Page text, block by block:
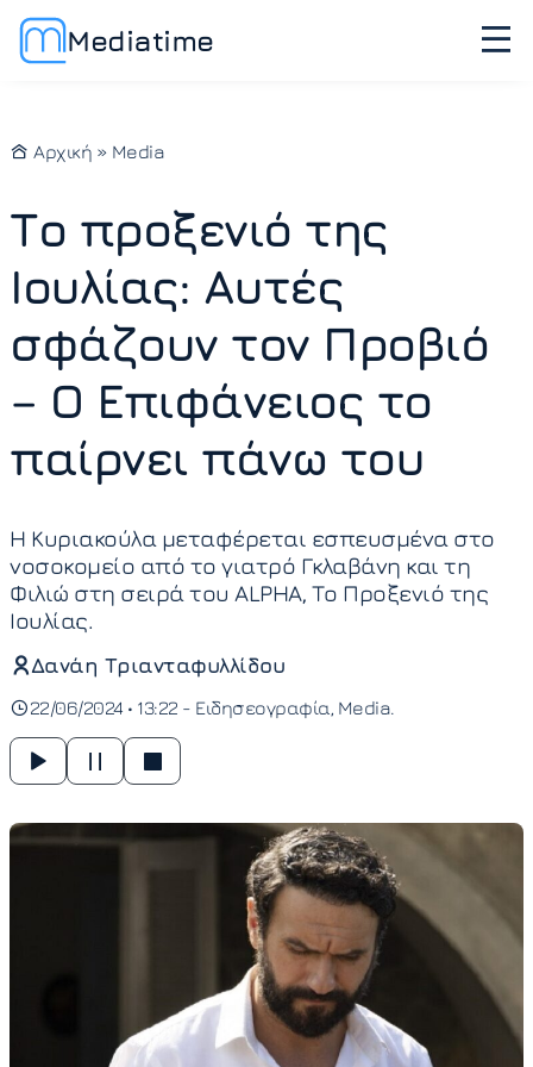
Mediatime
Αρχική » Media
Το προξενιό της
Ιουλίας: Αυτές
σφάζουν τον Προβιό
– Ο Επιφάνειος το
παίρνει πάνω του
H Κυριακούλα μεταφέρεται εσπευσμένα στο
νοσοκομείο από το γιατρό Γκλαβάνη και τη
Φιλιώ στη σειρά του ALPHA, Το Προξενιό της
Ιουλίας.
Δανάη Τριανταφυλλίδου
22/06/2024 • 13:22 - Ειδησεογραφία Media